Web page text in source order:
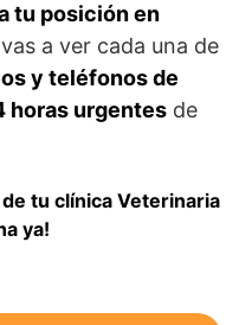
tu posición en
vas a ver cada una de
y teléfonos de
horas urgentes de
tu clínica Veterinaria
ya!